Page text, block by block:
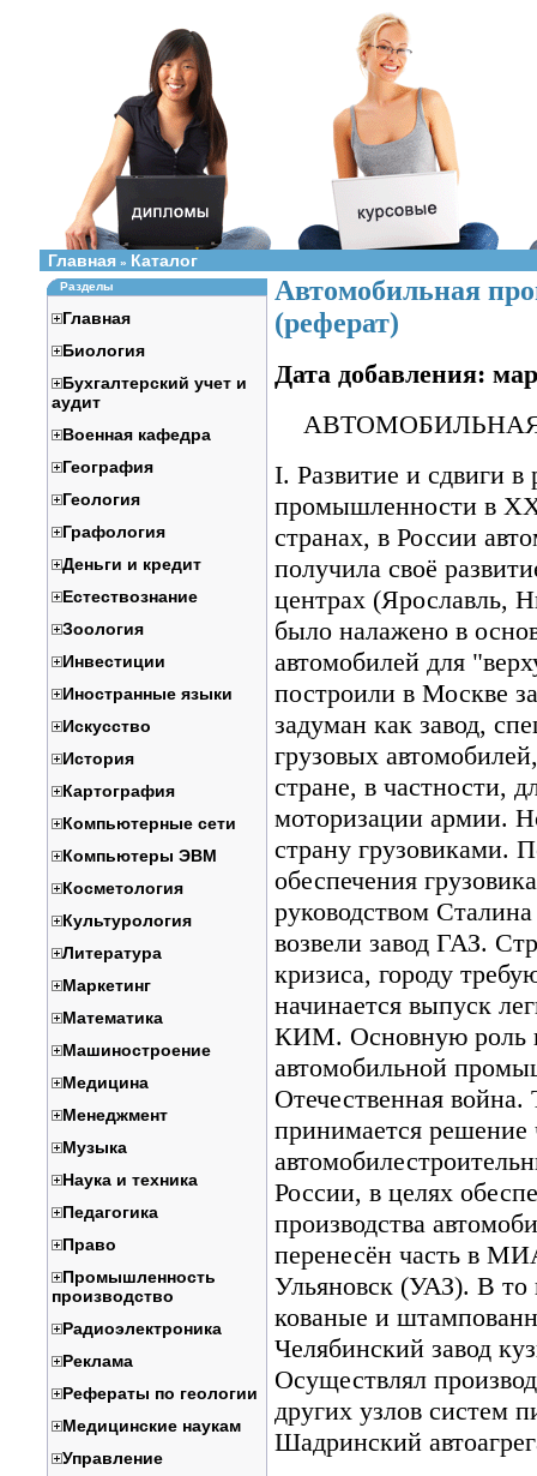
Главная» Каталог
Разделы
Главная
Биология
Бухгалтерский учет и
аудит
Военная кафедра
География
Геология
Графология
Деньги и кредит
Естествознание
Зоология
Инвестиции
Иностранные языки
Искусство
История
Картография
Компьютерные сети
Компьютеры ЭВМ
Косметология
Культурология
Литература
Маркетинг
Математика
Машиностроение
Медицина
Менеджмент
Музыка
Наука и техника
Педагогика
Право
Промышленность
производство
Радиоэлектроника
Реклама
Рефераты по геологии
Медицинские наукам
Управление
Автомобильная
(реферат)
Дата добавления:
I. Развитие и сдвиги
промышленности в
странах, в России
получила своё
центрах (Ярославль,
было налажено в
автомобилей для
построили в Москве
задуман как завод,
грузовых
стране, в частности,
моторизации армии.
страну грузовиками.
обеспечения
руководством
возвели завод ГАЗ.
кризиса, городу
начинается выпуск
КИМ. Основную роль
автомобильной
Отечественная
принимается решение
России, в целях
производства
перенесён часть в
Ульяновск (УАЗ). В то
кованые и
Челябинский завод
Осуществлял
других узлов систем
Шадринский